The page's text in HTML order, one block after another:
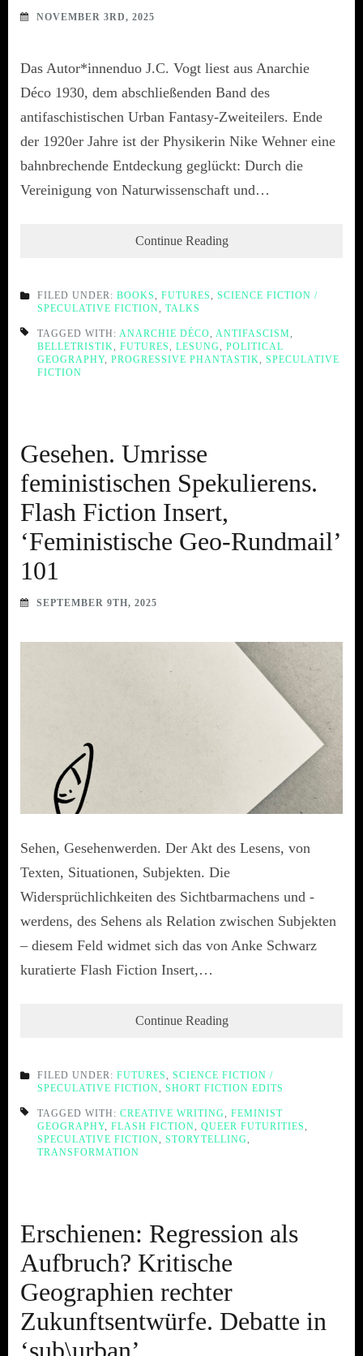
NOVEMBER 3RD, 2025
Das Autor*innenduo J.C. Vogt liest aus Anarchie
Déco 1930, dem abschließenden Band des
antifaschistischen Urban Fantasy-Zweiteilers. Ende
der 1920er Jahre ist der Physikerin Nike Wehner eine
bahnbrechende Entdeckung geglückt: Durch die
Vereinigung von Naturwissenschaft und…
Continue Reading
FILED UNDER: BOOKS, FUTURES, SCIENCE FICTION /
SPECULATIVE FICTION, TALKS
TAGGED WITH: ANARCHIE DÉCO, ANTIFASCISM,
BELLETRISTIK, FUTURES, LESUNG, POLITICAL
GEOGRAPHY, PROGRESSIVE PHANTASTIK, SPECULATIVE
FICTION
Gesehen. Umrisse
feministischen Spekulierens.
Flash Fiction Insert,
‘Feministische Geo-Rundmail’
101
SEPTEMBER 9TH, 2025
Sehen, Gesehenwerden. Der Akt des Lesens, von
Texten, Situationen, Subjekten. Die
Widersprüchlichkeiten des Sichtbarmachens und -
werdens, des Sehens als Relation zwischen Subjekten
– diesem Feld widmet sich das von Anke Schwarz
kuratierte Flash Fiction Insert,…
Continue Reading
FILED UNDER: FUTURES, SCIENCE FICTION /
SPECULATIVE FICTION, SHORT FICTION EDITS
TAGGED WITH: CREATIVE WRITING, FEMINIST
GEOGRAPHY, FLASH FICTION, QUEER FUTURITIES,
SPECULATIVE FICTION, STORYTELLING,
TRANSFORMATION
Erschienen: Regression als
Aufbruch? Kritische
Geographien rechter
Zukunftsentwürfe. Debatte in